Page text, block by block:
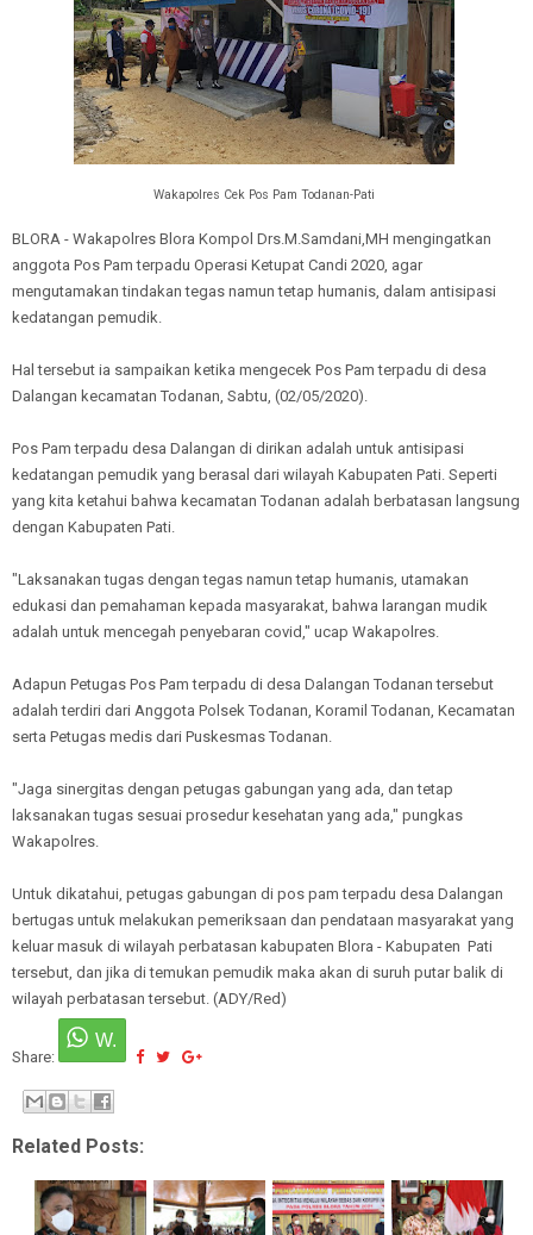
Wakapolres Cek Pos Pam Todanan-Pati
BLORA - Wakapolres Blora Kompol Drs.M.Samdani,MH mengingatkan
anggota Pos Pam terpadu Operasi Ketupat Candi 2020, agar
mengutamakan tindakan tegas namun tetap humanis, dalam antisipasi
kedatangan pemudik.
Hal tersebut ia sampaikan ketika mengecek Pos Pam terpadu di desa
Dalangan kecamatan Todanan, Sabtu, (02/05/2020).
Pos Pam terpadu desa Dalangan di dirikan adalah untuk antisipasi
kedatangan pemudik yang berasal dari wilayah Kabupaten Pati. Seperti
yang kita ketahui bahwa kecamatan Todanan adalah berbatasan langsung
dengan Kabupaten Pati.
"Laksanakan tugas dengan tegas namun tetap humanis, utamakan
edukasi dan pemahaman kepada masyarakat, bahwa larangan mudik
adalah untuk mencegah penyebaran covid," ucap Wakapolres.
Adapun Petugas Pos Pam terpadu di desa Dalangan Todanan tersebut
adalah terdiri dari Anggota Polsek Todanan, Koramil Todanan, Kecamatan
serta Petugas medis dari Puskesmas Todanan.
"Jaga sinergitas dengan petugas gabungan yang ada, dan tetap
laksanakan tugas sesuai prosedur kesehatan yang ada," pungkas
Wakapolres.
Untuk dikatahui, petugas gabungan di pos pam terpadu desa Dalangan
bertugas untuk melakukan pemeriksaan dan pendataan masyarakat yang
keluar masuk di wilayah perbatasan kabupaten Blora - Kabupaten Pati
tersebut, dan jika di temukan pemudik maka akan di suruh putar balik di
wilayah perbatasan tersebut. (ADY/Red)
Share:
Related Posts: